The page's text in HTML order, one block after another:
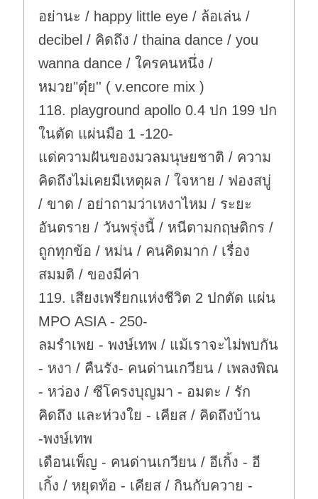
อย่านะ / happy little eye / ล้อเล่น /
decibel / คิดถึง / thaina dance / you
wanna dance / ใครคนหนึ่ง /
หมวย"ตุ๋ย'' ( v.encore mix )
118. playground apollo 0.4 ปก 199 ปก
ในตัด แผ่นมือ 1 -120-
แด่ความฝันของมวลมนุษยชาติ / ความ
คิดถึงไม่เคยมีเหตุผล / ใจหาย / ฟองสบู่
/ ขาด / อย่าถามว่าเหงาไหม / ระยะ
อันตราย / วันพรุ่งนี้ / หนีตามกฤษติกร /
ถูกทุกข้อ / หม่น / คนคิดมาก / เรื่อง
สมมติ / ของมีค่า
119. เสียงเพรียกแห่งชีวิต 2 ปกตัด แผ่น
MPO ASIA - 250-
ลมรำเพย - พงษ์เทพ / แม้เราจะไม่พบกัน
- หงา / คืนรัง- คนด่านเกวียน / เพลงพิณ
- หว่อง / ซีโครงบุญมา - อมตะ / รัก
คิดถึง และห่วงใย - เคียส / คิดถึงบ้าน
-พงษ์เทพ
เดือนเพ็ญ - คนด่านเกวียน / อีเกิ้ง - อี
เกิ้ง / หยุดท้อ - เคียส / กินกับควาย -